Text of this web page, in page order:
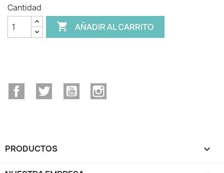
Cantidad
 AÑADIR AL CARRITO
FacebookTwitter YouTube
PRODUCTOS 